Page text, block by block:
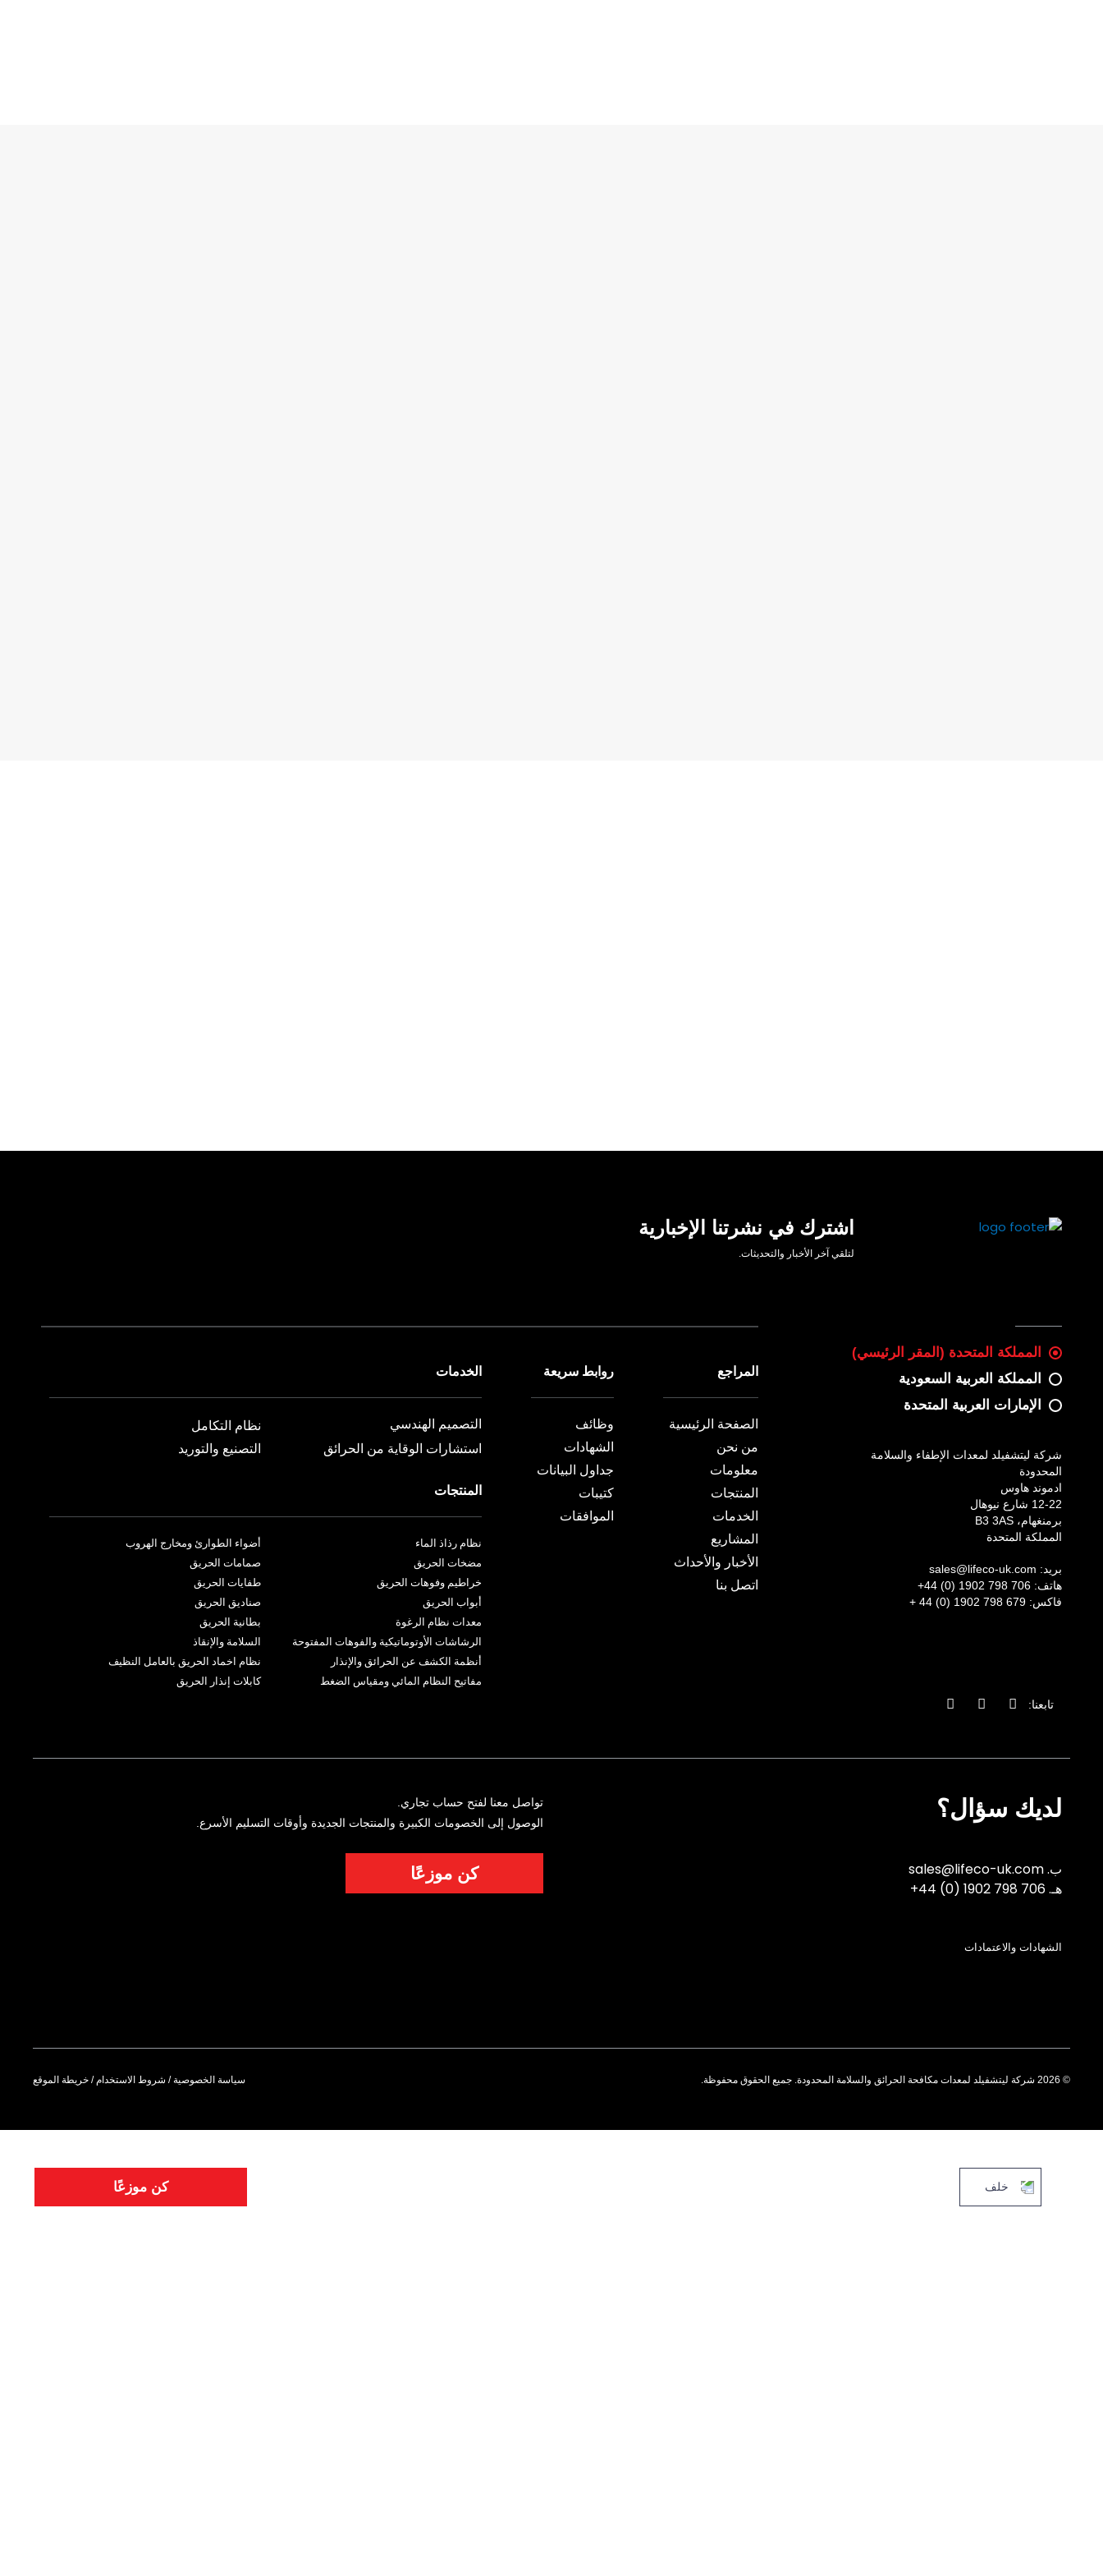
اشترك في نشرتنا الإخبارية
لتلقي آخر الأخبار والتحديثات.
المملكة المتحدة (المقر الرئيسي)
المملكة العربية السعودية
الإمارات العربية المتحدة
شركة ليتشفيلد لمعدات الإطفاء والسلامة
المحدودة
ادموند هاوس
12-22 شارع نيوهال
برمنغهام، B3 3AS
المملكة المتحدة
بريد: sales@lifeco-uk.com
هاتف: +44 (0) 1902 798 706
فاكس:+ 44 (0) 1902 798 679
تابعنا: ا
س
-
ا
غ
م
ي
ي
ي
المراجع
الصفحة الرئيسية
من نحن
معلومات
المنتجات
الخدمات
المشاريع
الأخبار والأحداث
اتصل بنا
روابط سريعة
وظائف
الشهادات
جداول البيانات
كتيبات
الموافقات
الخدمات
التصميم الهندسي
نظام التكامل
استشارات الوقاية من الحرائق
التصنيع والتوريد
المنتجات
نظام رذاذ الماء
أضواء الطوارئ ومخارج الهروب
مضخات الحريق
صمامات الحريق
خراطيم وفوهات الحريق
طفايات الحريق
أبواب الحريق
صناديق الحريق
معدات نظام الرغوة
بطانية الحريق
الرشاشات الأوتوماتيكية والفوهات المفتوحة
السلامة والإنقاذ
أنظمة الكشف عن الحرائق والإنذار
نظام اخماد الحريق بالعامل النظيف
مفاتيح النظام المائي ومقياس الضغط
كابلات إنذار الحريق
لديك سؤال؟
ب.sales@lifeco-uk.com
هـ.+44 (0) 1902 798 706
تواصل معنا لفتح حساب تجاري.
الوصول إلى الخصومات الكبيرة والمنتجات الجديدة وأوقات التسليم الأسرع.
كن موزعًا
الشهادات والاعتمادات
© 2026 شركة ليتشفيلد لمعدات مكافحة الحرائق والسلامة المحدودة. جميع الحقوق محفوظة. سياسة الخصوصية/ شروط الاستخدام / خريطة الموقع
خلف كن موزعًا